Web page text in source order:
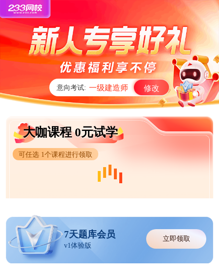
意向考试: 一级建造师 修改
大咖课程 0元试学
可任选 1个课程进行领取
7天题库会员
v1体验版
立即领取